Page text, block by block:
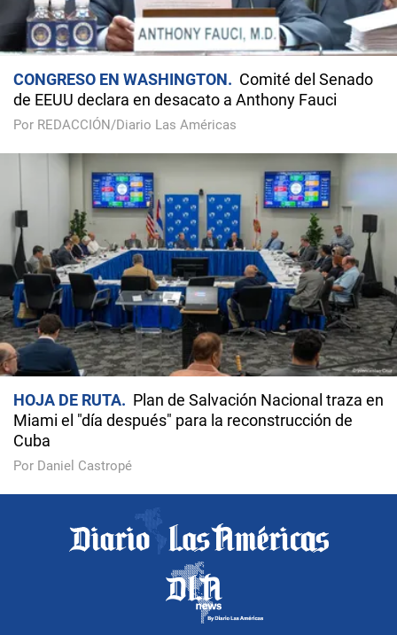
CONGRESO EN WASHINGTON
Comité del Senado
de EEUU declara en desacato a Anthony Fauci
Por REDACCIÓN/Diario Las Américas
HOJA DE RUTA
Plan de Salvación Nacional traza en
Miami el "día después" para la reconstrucción de
Cuba
Por Daniel Castropé